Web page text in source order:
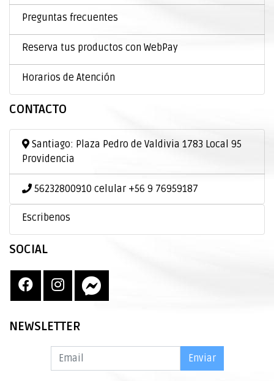
Preguntas frecuentes
Reserva tus productos con WebPay
Horarios de Atención
CONTACTO
Santiago: Plaza Pedro de Valdivia 1783 Local 95
Providencia
56232800910 celular +56 9 76959187
Escribenos
SOCIAL
NEWSLETTER
Enviar